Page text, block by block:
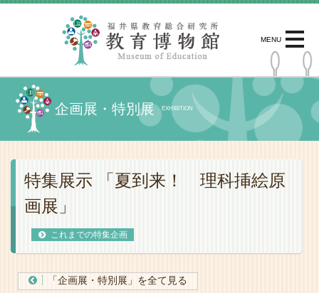
MENU
企画展・特別展 EXHIBITION
特集展示 「夏到来！ 理科挿絵原
画展」
これまでの特集企画
「企画展・特別展」を全て見る